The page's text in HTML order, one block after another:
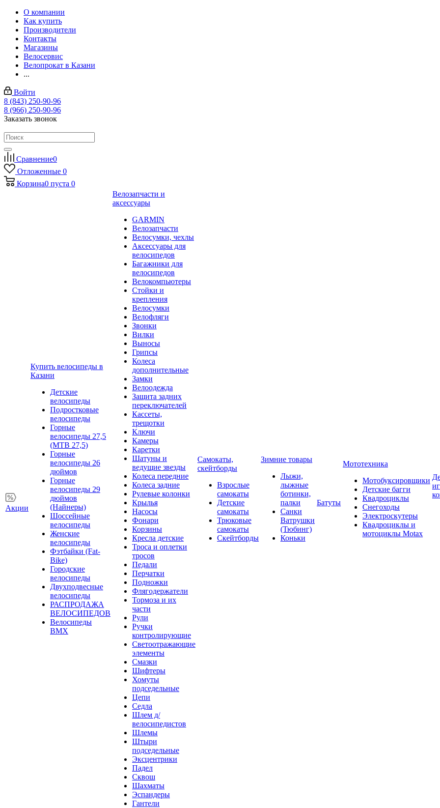
О компании
Как купить
Производители
Контакты
Магазины
Велосервис
Велопрокат в Казани
...
Войти
8 (843) 250-90-96
8 (966) 250-90-96
Заказать звонок
Сравнение0
Отложенные 0
Корзина0 пуста 0
Акции
Купить велосипеды в
Казани
Детские
велосипеды
Подростковые
велосипеды
Горные
велосипеды 27,5
(MTB 27,5)
Горные
велосипеды 26
дюймов
Горные
велосипеды 29
дюймов
(Найнеры)
Шоссейные
велосипеды
Женские
велосипеды
Фэтбайки (Fat-
Bike)
Городские
велосипеды
Двухподвесные
велосипеды
РАСПРОДАЖА
ВЕЛОСИПЕДОВ
Велосипеды
BMX
Велозапчасти и
аксессуары
GARMIN
Велозапчасти
Велосумки, чехлы
Аксессуары для
велосипедов
Багажники для
велосипедов
Велокомпьютеры
Стойки и
крепления
Велосумки
Велофляги
Звонки
Вилки
Выносы
Грипсы
Колеса
дополнительные
Замки
Велоодежда
Защита задних
переключателей
Кассеты,
трещотки
Ключи
Камеры
Каретки
Шатуны и
ведущие звезды
Колеса передние
Колеса задние
Рулевые колонки
Крылья
Насосы
Фонари
Корзины
Кресла детские
Троса и оплетки
тросов
Педали
Перчатки
Подножки
Флягодержатели
Тормоза и их
части
Рули
Ручки
контролирующие
Светоотражающие
элементы
Смазки
Шифтеры
Хомуты
подседельные
Цепи
Седла
Шлем д/
велосипедистов
Шлемы
Штыри
подседельные
Эксцентрики
Падел
Сквош
Шахматы
Эспандеры
Гантели
Самокаты,
скейтборды
Взрослые
самокаты
Детские
самокаты
Трюковые
самокаты
Скейтборды
Зимние товары
Лыжи,
лыжные
ботинки,
палки
Санки
Ватрушки
(Тюбинг)
Коньки
Батуты
Мототехника
Мотобуксировщики
Детские багги
Квадроциклы
Снегоходы
Электроскутеры
Квадроциклы и
мотоциклы Motax